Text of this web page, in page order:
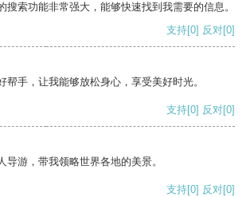
搜索功能非常强大，能够快速找到我需要的信息。
支持[0] 反对[0]
帮手，让我能够放松身心，享受美好时光。
支持[0] 反对[0]
导游，带我领略世界各地的美景。
支持[0] 反对[0]